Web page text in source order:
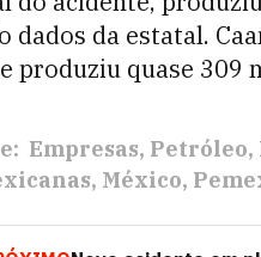
dados da estatal.
produziu quase 309
Empresas Petróleo
México